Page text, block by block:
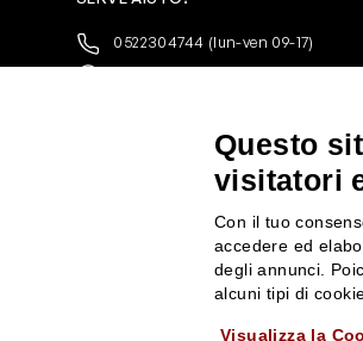
0522304744 (lun-ven 09-17)
+39 3346440838
10% di Sconto sul
Iscriviti alla newsletter e
aggiornato con le
Rossi Profumi.
*Il Buono non si applica su
Promozione
Questo
visitatori
Con il tuo
accedere ed
degli annunci.
alcuni tipi di
Visualizza la